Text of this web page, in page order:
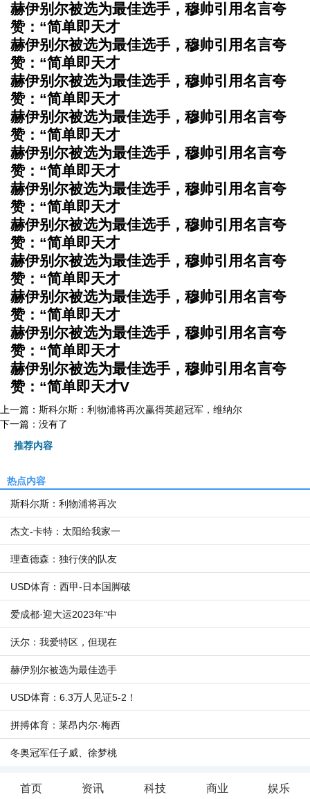
赫伊别尔被选为最佳选手，穆帅引用名言夸
赞：“简单即天才
赫伊别尔被选为最佳选手，穆帅引用名言夸
赞：“简单即天才
赫伊别尔被选为最佳选手，穆帅引用名言夸
赞：“简单即天才
赫伊别尔被选为最佳选手，穆帅引用名言夸
赞：“简单即天才
赫伊别尔被选为最佳选手，穆帅引用名言夸
赞：“简单即天才
赫伊别尔被选为最佳选手，穆帅引用名言夸
赞：“简单即天才
赫伊别尔被选为最佳选手，穆帅引用名言夸
赞：“简单即天才
赫伊别尔被选为最佳选手，穆帅引用名言夸
赞：“简单即天才
赫伊别尔被选为最佳选手，穆帅引用名言夸
赞：“简单即天才
赫伊别尔被选为最佳选手，穆帅引用名言夸
赞：“简单即天才
赫伊别尔被选为最佳选手，穆帅引用名言夸
赞：“简单即天才V
上一篇： 斯科尔斯：利物浦将再次赢得英超冠军，维纳尔
下一篇：没有了
推荐内容
热点内容
斯科尔斯：利物浦将再次
杰文-卡特：太阳给我家一
理查德森：独行侠的队友
USD体育：西甲-日本国脚破
爱成都·迎大运2023年“中
沃尔：我爱特区，但现在
赫伊别尔被选为最佳选手
USD体育：6.3万人见证5-2！
拼搏体育：莱昂内尔·梅西
冬奥冠军任子威、徐梦桃
首页 资讯 科技 商业 娱乐